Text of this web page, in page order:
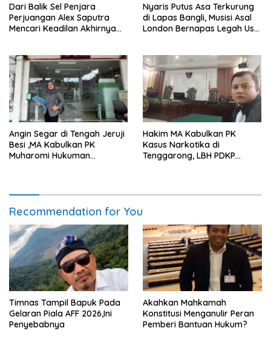
Dari Balik Sel Penjara
Perjuangan Alex Saputra
Mencari Keadilan Akhirnya
Nyaris Putus Asa Terkurung
di Lapas Bangli, Musisi Asal
London Bernapas Legah Usai
Angin Segar di Tengah Jeruji
Besi ,MA Kabulkan PK
Muharomi Hukuman
Hakim MA Kabulkan PK
Kasus Narkotika di
Tenggarong, LBH PDKP
Recommendation for You
Timnas Tampil Bapuk Pada
Gelaran Piala AFF 2026,Ini
Penyebabnya
Akahkan Mahkamah
Konstitusi Menganulir Peran
Pemberi Bantuan Hukum?